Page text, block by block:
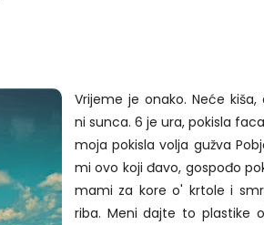
Vrijeme je onako. Neće
ni sunca. 6 je ura, pokisla
moja pokisla volja gužva
mi ovo koji đavo, gospođo
mami za kore o' krtole i
riba. Meni dajte to plastike